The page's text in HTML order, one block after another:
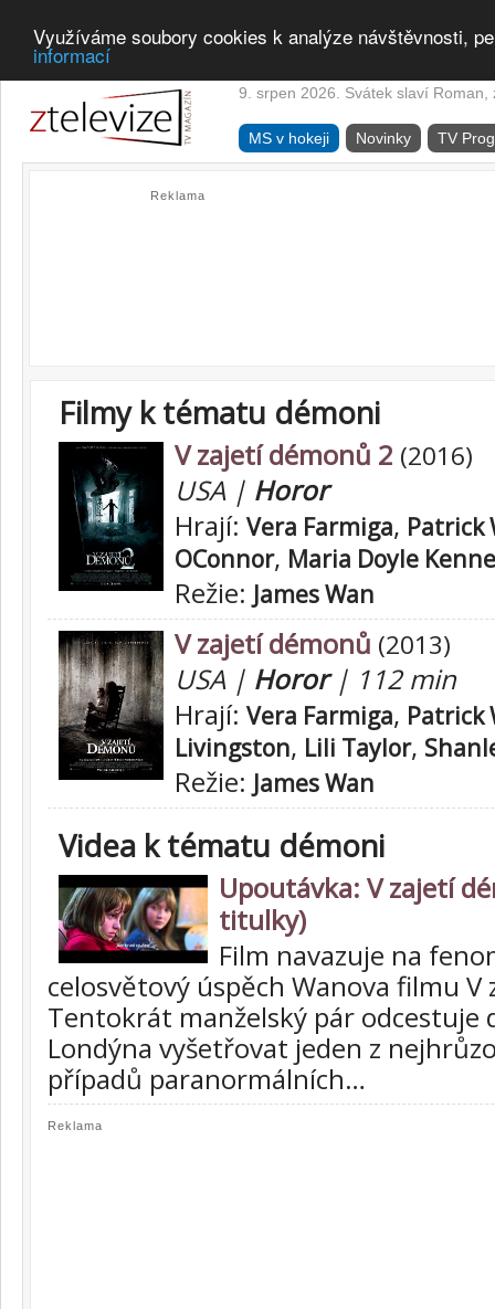
Využíváme soubory cookies k analýze návštěvnosti,
informací
9. srpen 2026. Svátek slaví Roman,
MS v hokeji Novinky TV
Reklama
Filmy k tématu démoni
V zajetí démonů 2 (2016)
USA | Horor
Hrají: Vera Farmiga, Patrick
OConnor, Maria Doyle
Režie: James Wan
V zajetí démonů (2013)
USA | Horor| 112 min
Hrají: Vera Farmiga, Patrick
Livingston, Lili Taylor,
Režie: James Wan
Videa k tématu démoni
Upoutávka: V zajetí
titulky)
Film navazuje na
celosvětový úspěch Wanova filmu
Tentokrát manželský pár odcestuje
Londýna vyšetřovat jeden z
případů paranormálních…
Reklama